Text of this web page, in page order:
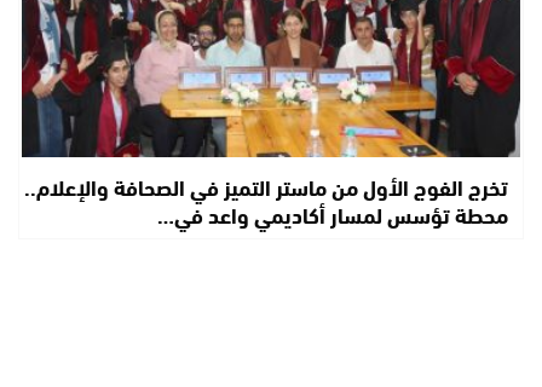
تخرج الفوج الأول من ماستر التميز في الصحافة والإعلام..
محطة تؤسس لمسار أكاديمي واعد في…